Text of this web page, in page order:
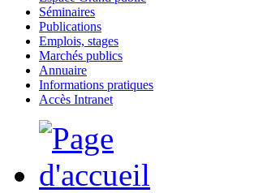
Séminaires
Publications
Emplois, stages
Marchés publics
Annuaire
Informations pratiques
Accès Intranet